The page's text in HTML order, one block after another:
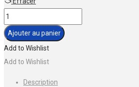
quantité
de
Ensemble
Ajouter au panier
Add to Wishlist
Add to Wishlist
Description